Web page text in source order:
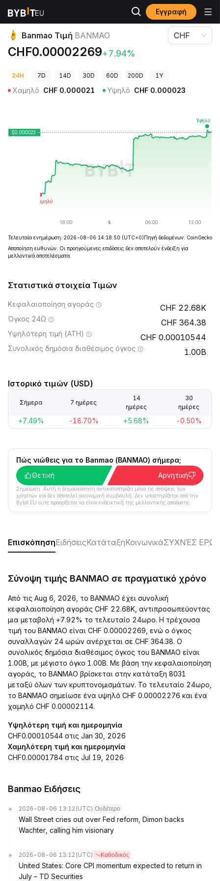
Εγγραφή
Τιμές Κρυπτονομισμάτων Banmao Τιμή BANMAO
Banmao Τιμή BANMAO
CHF0.00002269+7.94%
CHF
24H 7D 14D 30D 60D 200D 1Y
Χαμηλό CHF 0.000021 Υψηλό CHF 0.000023
Τελευταία ενημέρωση: 2026-08-06 14:18:50 (UTC+0)Πηγή δεδομένων: CoinGecko
Αποποίηση ευθυνών: Οι προηγούμενες επιδόσεις δεν αποτελούν ένδειξη για
μελλοντικά αποτελέσματα.
Στατιστικά στοιχεία Τιμών
Κεφαλαιοποίηση αγοράς 22.68K
Όγκος 24Ω 364.38
Υψηλότερη τιμή (ATH) 0.00010544
Συνολικός δημόσια διαθέσιμος όγκος 1.00B
Ιστορικό τιμών (USD)
Σήμερα 7 ημέρες
14
ημέρες
30
ημέρες
+7.49% -18.70% +5.68% -0.50%
Πώς νιώθεις για το Banmao (BANMAO) σήμερα;
Θετική
Αρνητική
Σημείωση: Αυτή η δημοσκόπηση αντικατοπτρίζει μόνο τις απόψεις των
χρηστών και δεν αποτελεί οικονομική συμβουλή. Δεν υποστηρίζεται από την
Bybit EU ούτε προορίζεται να είναι ενδεικτική της μελλοντικής απόδοσης.
ΕπισκόπησηΕιδήσειςΚατάταξηΚοινωνικάΣΥΧΝΈΣ
Σύνοψη τιμής BANMAO σε πραγματικό χρόνο
Από τις Aug 6, 2026, το BANMAO έχει συνολική
κεφαλαιοποίηση αγοράς CHF 22.68K, αντιπροσωπεύοντας
μια μεταβολή +7.92% το τελευταίο 24ωρο. Η τρέχουσα
τιμή του BANMAO είναι CHF 0.00002269, ενώ ο όγκος
συναλλαγών 24 ωρών ανέρχεται σε CHF 364.38. Ο
συνολικός δημόσια διαθέσιμος όγκος του BANMAO είναι
1.00B, με μέγιστο όγκο 1.00B. Με βάση την κεφαλαιοποίηση
αγοράς, το BANMAO βρίσκεται στην κατάταξη 8031
μεταξύ όλων των κρυπτονομισμάτων. Το τελευταίο 24ωρο,
το BANMAO σημείωσε ένα υψηλό CHF 0.00002276 και ένα
χαμηλό CHF 0.00002114.
Υψηλότερη τιμή και ημερομηνία
CHF0.00010544 στις Jan 30, 2026
Χαμηλότερη τιμή και ημερομηνία
CHF0.00001784 στις Jul 19, 2026
Banmao Ειδήσεις
2026-08-06 13:12 (UTC) Ουδέτερο
Wall Street cries out over Fed reform, Dimon backs
Wachter, calling him visionary
2026-08-06 13:12 (UTC) Καθοδικός
United States: Core CPI momentum expected to return in
July – TD Securities